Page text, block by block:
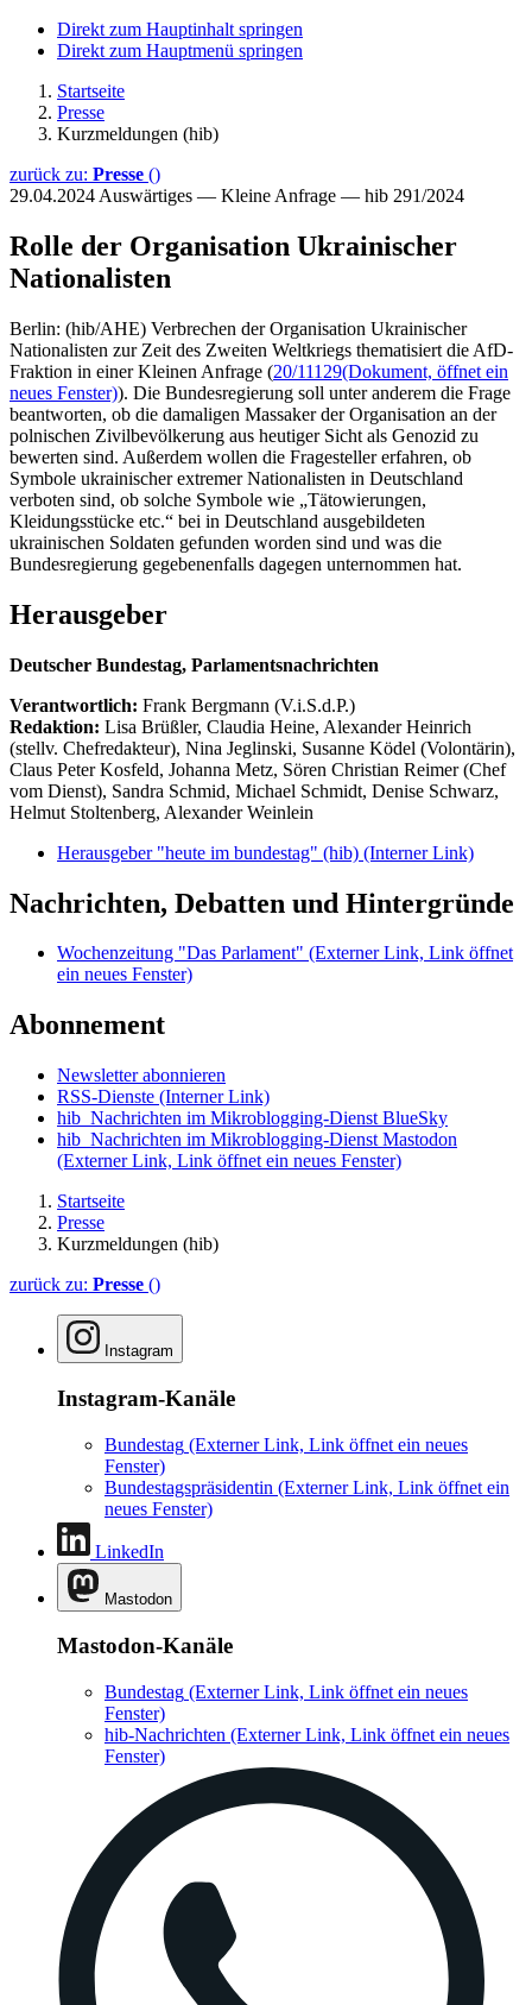
Direkt zum Hauptinhalt springen
Direkt zum Hauptmenü springen
Startseite
Presse
Kurzmeldungen (hib)
zurück zu: Presse ()
29.04.2024 Auswärtiges — Kleine Anfrage — hib 291/2024
Rolle der Organisation Ukrainischer
Nationalisten
Berlin: (hib/AHE) Verbrechen der Organisation Ukrainischer
Nationalisten zur Zeit des Zweiten Weltkriegs thematisiert die AfD-
Fraktion in einer Kleinen Anfrage (20/11129(Dokument, öffnet ein
neues Fenster)). Die Bundesregierung soll unter anderem die Frage
beantworten, ob die damaligen Massaker der Organisation an der
polnischen Zivilbevölkerung aus heutiger Sicht als Genozid zu
bewerten sind. Außerdem wollen die Fragesteller erfahren, ob
Symbole ukrainischer extremer Nationalisten in Deutschland
verboten sind, ob solche Symbole wie „Tätowierungen,
Kleidungsstücke etc.“ bei in Deutschland ausgebildeten
ukrainischen Soldaten gefunden worden sind und was die
Bundesregierung gegebenenfalls dagegen unternommen hat.
Herausgeber
Deutscher Bundestag, Parlamentsnachrichten
Verantwortlich: Frank Bergmann (V.i.S.d.P.)
Redaktion: Lisa Brüßler, Claudia Heine, Alexander Heinrich
(stellv. Chefredakteur), Nina Jeglinski, Susanne Ködel (Volontärin),
Claus Peter Kosfeld, Johanna Metz, Sören Christian Reimer (Chef
vom Dienst), Sandra Schmid, Michael Schmidt, Denise Schwarz,
Helmut Stoltenberg, Alexander Weinlein
Herausgeber "heute im bundestag" (hib) (Interner Link)
Nachrichten, Debatten und Hintergründe
Wochenzeitung "Das Parlament" (Externer Link, Link öffnet
ein neues Fenster)
Abonnement
Newsletter abonnieren
RSS-Dienste (Interner Link)
hib_Nachrichten im Mikroblogging-Dienst BlueSky
hib_Nachrichten im Mikroblogging-Dienst Mastodon
(Externer Link, Link öffnet ein neues Fenster)
Startseite
Presse
Kurzmeldungen (hib)
zurück zu: Presse ()
Instagram
Instagram-Kanäle
Bundestag (Externer Link, Link öffnet ein neues
Fenster)
Bundestagspräsidentin (Externer Link, Link öffnet ein
neues Fenster)
LinkedIn
Mastodon
Mastodon-Kanäle
Bundestag (Externer Link, Link öffnet ein neues
Fenster)
hib-Nachrichten (Externer Link, Link öffnet ein neues
Fenster)